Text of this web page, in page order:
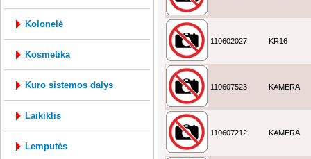
kolonelė
kosmetika
kuro sistemos dalys
laikiklis
lemputės
110602027 KR16
110607523 KAMERA
110607212 KAMERA